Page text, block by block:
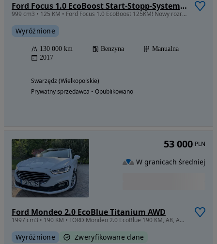
Ford Focus 1.0 EcoBoost Start-Stopp-System TITANIUM STYLE
999 cm3 • 125 KM • Ford Focus 1.0 EcoBoost 125KM! Nowy rozrząd, Navi, Park assist, PDC!
Wyróżnione
130 000 km Benzyna
Manualna
2017
Swarzędz (Wielkopolskie)
Prywatny sprzedawca • Opublikowano
Ford Mondeo 2.0 EcoBlue Titanium AWD
1997 cm3 • 190 KM • FORD Mondeo 2.0 EcoBlue 190 KM, A8, AWD Titanium 5W - - - O K A Z J A!
Wyróżnione Zweryfikowane dane
53 000 PLN
W granicach średniej